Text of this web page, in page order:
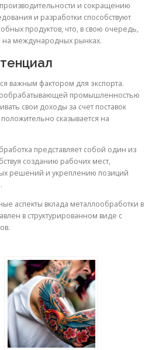
и сокращению
и разработки способствуют
продуктов, что, в свою очередь,
на международных рынках.
важным фактором для экспорта.
промышленностью
свои доходы за счет поставок
сказывается на
представляет собой один из
созданию рабочих мест,
решений и укреплению позиций
аспекты вклада металлообработки в
в структурированном виде с